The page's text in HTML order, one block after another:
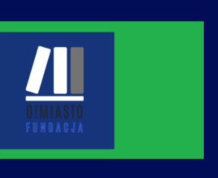
– PROMUJEMY I WSPIERAMY
I MIEJSKICH WSPÓLNOT.